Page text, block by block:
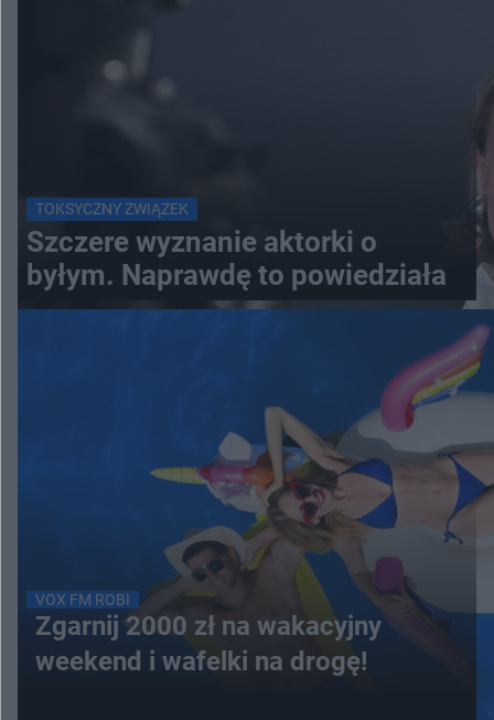
TOKSYCZNY ZWIĄZEK
Szczere wyznanie aktorki o
byłym. Naprawdę to powiedziała
VOX FM ROBI
Zgarnij 2000 zł na wakacyjny
weekend i wafelki na drogę!